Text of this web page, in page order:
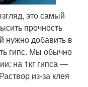
это самый
прочность
нужно добавить в
гипс. Мы обычно
на 1кг гипса —
из-за клея